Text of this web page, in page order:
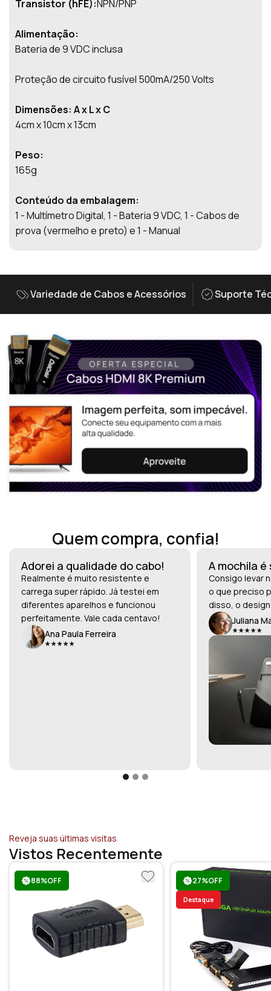
Transistor (hFE):NPN/PNP
Alimentação:
Bateria de 9 VDC inclusa
Proteção de circuito fusível 500mA/250 Volts
Dimensões: A x L x C
4cm x 10cm x 13cm
Peso:
165g
Conteúdo da embalagem:
1 - Multímetro Digital, 1 - Bateria 9 VDC, 1 - Cabos de
prova (vermelho e preto) e 1 - Manual
Variedade de Cabos e Acessórios Suporte
Quem compra, confia!
Adorei a qualidade do cabo!
Realmente é muito resistente e
carrega super rápido. Já testei em
diferentes aparelhos e funcionou
perfeitamente. Vale cada centavo!
Ana Paula Ferreira
A mochila
Consigo levar
o que preciso
disso, o
Juliana
Reveja suas últimas visitas
Vistos Recentemente
88%OFF 27%OFF
Destaque